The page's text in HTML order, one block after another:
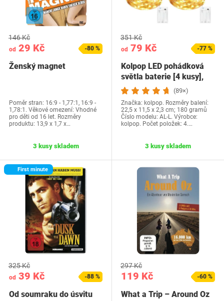
od 29 Kč
146 Kč
-80 %
Ženský magnet
Poměr stran: 16:9 - 1,77:1, 16:9 -
1,78:1. Věkové omezení: Vhodné
pro děti od 16 let. Rozměry
produktu: 13,9 x 1,7 x…
3 kusy skladem
od 79 Kč
351 Kč
-77 %
Kolpop LED pohádková
světla baterie [4 kusy],
pohádková…
(89×)
Značka: kolpop. Rozměry balení:
22,5 x 11,5 x 2,3 cm; 180 gramů
Číslo modelu: AL-L. Výrobce:
kolpop. Počet položek: 4.…
3 kusy skladem
First minute
od 39 Kč
325 Kč
-88 %
Od soumraku do úsvitu
119 Kč
297 Kč
-60 %
What a Trip – Around Oz